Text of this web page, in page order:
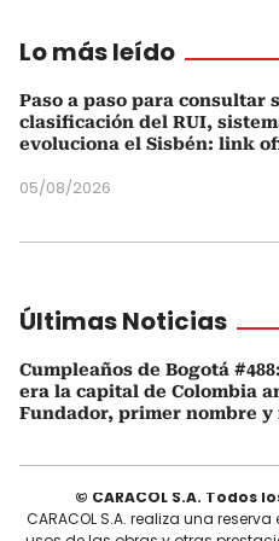
Lo más leído
Paso a paso para consultar
clasificación del RUI,
evoluciona el Sisbén: link
05/08/2026
Últimas Noticias
Cumpleaños de Bogotá
era la capital de Colombia
Fundador, primer nombre y
© CARACOL S.A. Todos
CARACOL S.A. realiza una